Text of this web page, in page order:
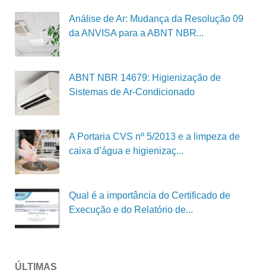
Análise de Ar: Mudança da Resolução 09
da ANVISA para a ABNT NBR...
ABNT NBR 14679: Higienização de
Sistemas de Ar-Condicionado
A Portaria CVS nº 5/2013 e a limpeza de
caixa d’água e higienizaç...
Qual é a importância do Certificado de
Execução e do Relatório de...
ÚLTIMAS